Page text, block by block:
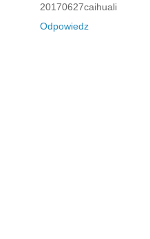
20170627caihuali
Odpowiedz